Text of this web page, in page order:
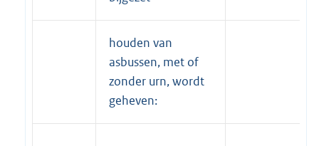
houden van
asbussen, met of
zonder urn, wordt
geheven: